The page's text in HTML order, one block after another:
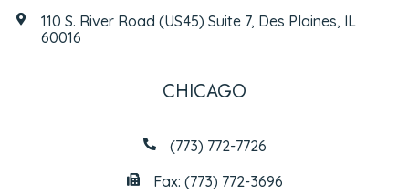
110 S. River Road (US45) Suite 7, Des Plaines, IL
60016
CHICAGO
(773) 772-7726
Fax: (773) 772-3696